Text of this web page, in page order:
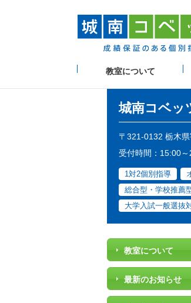
教室について
城南コベッ
〒321-0132 栃木
受付時間：15:00
1対2個別指導
総合型・学校推薦
大学入試一般選抜
教室について
最新のお知らせ